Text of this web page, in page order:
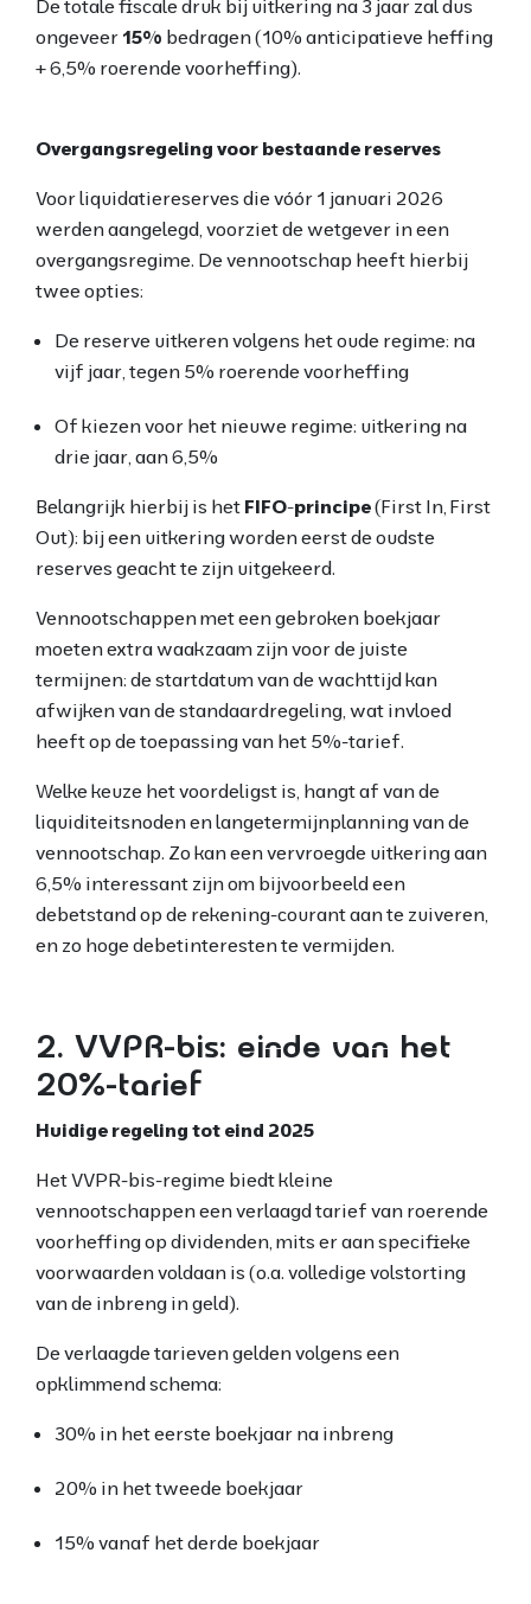
De totale fiscale druk bij uitkering na 3 jaar zal dus
ongeveer 15% bedragen (10% anticipatieve heffing
+ 6,5% roerende voorheffing).
Overgangsregeling voor bestaande reserves
Voor liquidatiereserves die vóór 1 januari 2026
werden aangelegd, voorziet de wetgever in een
overgangsregime. De vennootschap heeft hierbij
twee opties:
De reserve uitkeren volgens het oude regime: na
vijf jaar, tegen 5% roerende voorheffing
Of kiezen voor het nieuwe regime: uitkering na
drie jaar, aan 6,5%
Belangrijk hierbij is het FIFO-principe(First In, First
Out): bij een uitkering worden eerst de oudste
reserves geacht te zijn uitgekeerd.
Vennootschappen met een gebroken boekjaar
moeten extra waakzaam zijn voor de juiste
termijnen: de startdatum van de wachttijd kan
afwijken van de standaardregeling, wat invloed
heeft op de toepassing van het 5%-tarief.
Welke keuze het voordeligst is, hangt af van de
liquiditeitsnoden en langetermijnplanning van de
vennootschap. Zo kan een vervroegde uitkering aan
6,5% interessant zijn om bijvoorbeeld een
debetstand op de rekening-courant aan te zuiveren,
en zo hoge debetinteresten te vermijden.
2. VVPR-bis: einde van het
20%-tarief
Huidige regeling tot eind 2025
Het VVPR-bis-regime biedt kleine
vennootschappen een verlaagd tarief van roerende
voorheffing op dividenden, mits er aan specifieke
voorwaarden voldaan is (o.a. volledige volstorting
van de inbreng in geld).
De verlaagde tarieven gelden volgens een
opklimmend schema:
30% in het eerste boekjaar na inbreng
20% in het tweede boekjaar
15% vanaf het derde boekjaar